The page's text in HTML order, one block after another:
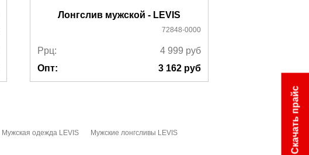
Лонгслив мужской - LEVIS
72848-0000
Ррц: 4 999 руб
Опт:
3 162 руб
Мужская одежда LEVIS Мужские лонгсливы LEVIS Скачать прайс